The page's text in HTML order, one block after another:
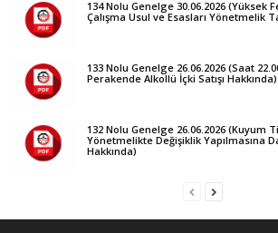
134 Nolu Genelge 30.06.2026 (Yüksek
Çalışma Usul ve Esasları Yönetmelik
133 Nolu Genelge 26.06.2026 (Saat
Perakende Alkollü İçki Satışı Hakkında)
132 Nolu Genelge 26.06.2026 (Kuyum
Yönetmelikte Değişiklik Yapılmasına
Hakkında)